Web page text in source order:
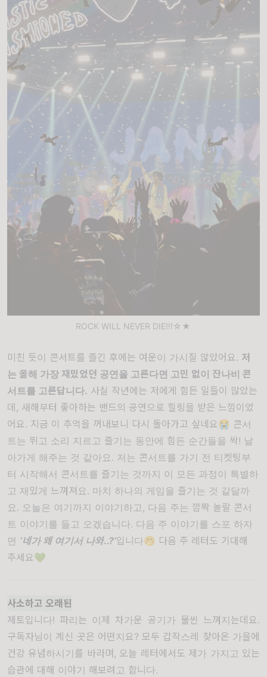
ROCK WILL NEVER DIE!!!☆★
미친 듯이 콘서트를 즐긴 후에는 여운이 가시질 않았어요. 저
는 올해 가장 재밌었던 공연을 고른다면 고민 없이 잔나비 콘
서트를 고른답니다. 사실 작년에는 저에게 힘든 일들이 많았는
데, 새해부터 좋아하는 밴드의 공연으로 힐링을 받은 느낌이었
어요. 지금 이 추억을 꺼내보니 다시 돌아가고 싶네요😭 콘서
트는 뛰고 소리 지르고 즐기는 동안에 힘든 순간들을 싹! 날
아가게 해주는 것 같아요. 저는 콘서트를 가기 전 티켓팅부
터 시작해서 콘서트를 즐기는 것까지 이 모든 과정이 특별하
고 재밌게 느껴져요. 마치 하나의 게임을 즐기는 것 같달까
요. 오늘은 여기까지 이야기하고, 다음 주는 깜짝 놀랄 콘서
트 이야기를 들고 오겠습니다. 다음 주 이야기를 스포 하자
면 ‘네가 왜 여기서 나와..?’입니다🤭 다음 주 레터도 기대해
주세요💚
사소하고 오래된
제토입니다! 파리는 이제 차가운 공기가 물씬 느껴지는데요.
구독자님이 계신 곳은 어떤지요? 모두 갑작스레 찾아온 가을에
건강 유념하시기를 바라며, 오늘 레터에서도 제가 가지고 있는
습관에 대해 이야기 해보려고 합니다.